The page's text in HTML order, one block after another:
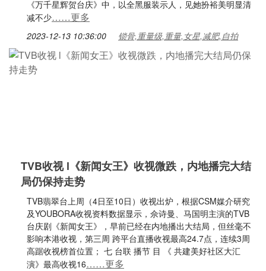
《万千星辉贺台庆》中，以全黑服装示人，见她扮裕美明显清
减不少……更多
2023-12-13 10:36:00 锁骨,重量级,重量,女星,减肥,自拍
TVB收视 l《新闻女王》收视微跌，内地播完大结
局仍保持走势
TVB翡翠台上周（4日至10日）收视出炉，根据CSM媒介研究
及YOUBORA收视资料数据显示，佘诗曼、马国明主演的TVB
台庆剧《新闻女王》，早前已经在内地播出大结局，但丝毫不
影响本港收视，第三周 跨平台直播收视最高24.7点，连续3周
高踞收视榜首位置； 七 台联 播节 目 《 共建美好社区大汇
演》最高收视16……更多